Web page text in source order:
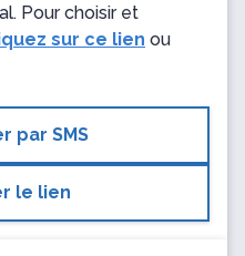
Pour choisir et
sur ce lien ou
par SMS
le lien